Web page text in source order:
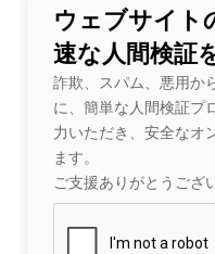
ウェブサイト
速な人間検証
詐欺、スパム、悪用か
に、簡単な人間検証プ
力いただき、安全なオ
ます。
ご支援ありがとうござ